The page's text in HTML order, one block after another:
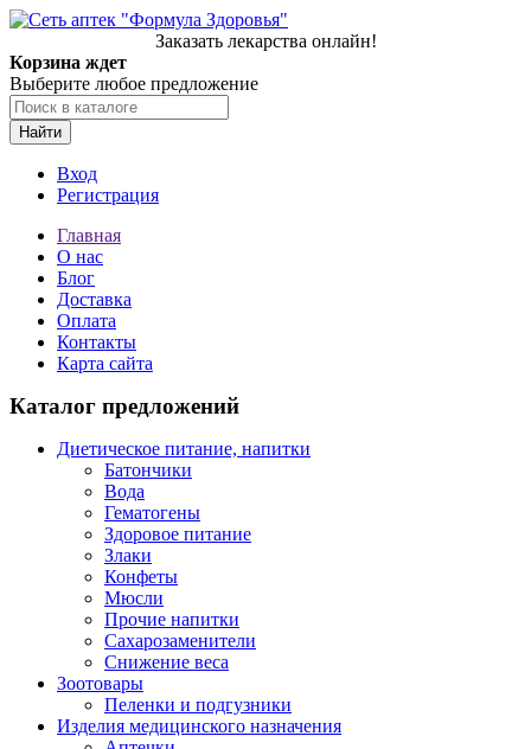
Заказать лекарства онлайн!
Корзина ждет
Выберите любое предложение
Найти
Вход
Регистрация
Главная
О нас
Блог
Доставка
Оплата
Контакты
Карта сайта
Каталог предложений
Диетическое питание, напитки
Батончики
Вода
Гематогены
Здоровое питание
Злаки
Конфеты
Мюсли
Прочие напитки
Сахарозаменители
Снижение веса
Зоотовары
Пеленки и подгузники
Изделия медицинского назначения